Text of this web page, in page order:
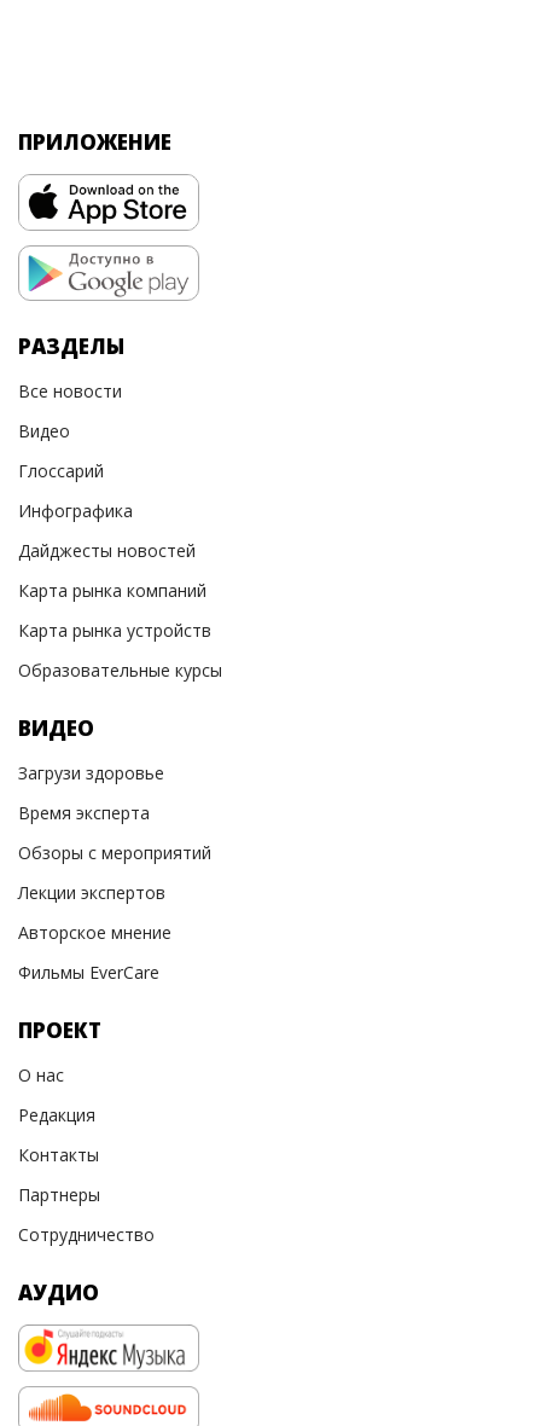
ПРИЛОЖЕНИЕ
РАЗДЕЛЫ
Все новости
Видео
Глоссарий
Инфографика
Дайджесты новостей
Карта рынка компаний
Карта рынка устройств
Образовательные курсы
ВИДЕО
Загрузи здоровье
Время эксперта
Обзоры с мероприятий
Лекции экспертов
Авторское мнение
Фильмы EverCare
ПРОЕКТ
О нас
Редакция
Контакты
Партнеры
Сотрудничество
АУДИО